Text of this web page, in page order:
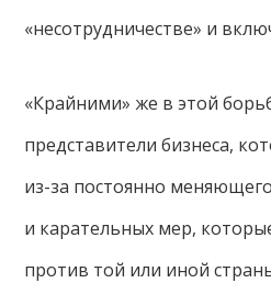
«несотрудничестве» и
«Крайними» же в этой
представители бизнеса,
из-за постоянно
и карательных мер,
против той или иной